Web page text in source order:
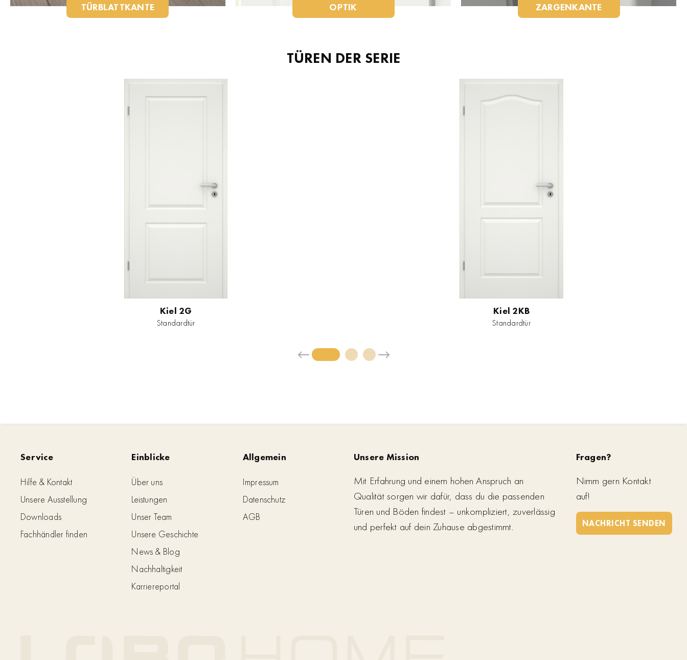
TÜRBLATTKANTE OPTIK ZARGENKANTE
TÜREN DER SERIE
Kiel 2G
Standardtür
Kiel 2KB
Standardtür
Service
Hilfe & Kontakt
Unsere Ausstellung
Downloads
Fachhändler finden
Einblicke
Über uns
Leistungen
Unser Team
Unsere Geschichte
News & Blog
Nachhaltigkeit
Karriereportal
Allgemein
Impressum
Datenschutz
AGB
Unsere Mission
Mit Erfahrung und einem hohen Anspruch an
Qualität sorgen wir dafür, dass du die passenden
Türen und Böden findest – unkompliziert, zuverlässig
und perfekt auf dein Zuhause abgestimmt.
Fragen?
Nimm gern Kontakt
auf!
NACHRICHT SENDEN